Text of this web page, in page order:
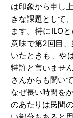
は印象から申し
きな課題として
ます。特にILOと
意味で第2回目、
いたときも、や
特許と言いませ
さんからも聞い
なぜ長い時間を
のあたりは民間